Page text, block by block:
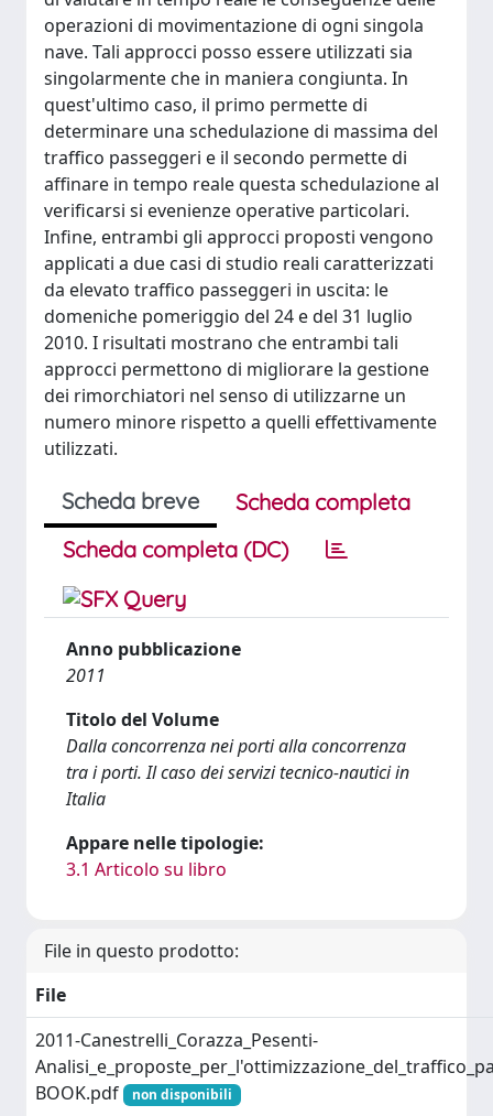
operazioni di movimentazione di ogni singola
nave. Tali approcci posso essere utilizzati sia
singolarmente che in maniera congiunta. In
quest'ultimo caso, il primo permette di
determinare una schedulazione di massima del
traffico passeggeri e il secondo permette di
affinare in tempo reale questa schedulazione al
verificarsi si evenienze operative particolari.
Infine, entrambi gli approcci proposti vengono
applicati a due casi di studio reali caratterizzati
da elevato traffico passeggeri in uscita: le
domeniche pomeriggio del 24 e del 31 luglio
2010. I risultati mostrano che entrambi tali
approcci permettono di migliorare la gestione
dei rimorchiatori nel senso di utilizzarne un
numero minore rispetto a quelli effettivamente
utilizzati.
Scheda breve
Scheda completa
Scheda completa (DC)
Anno pubblicazione
2011
Titolo del Volume
Dalla concorrenza nei porti alla concorrenza
tra i porti. Il caso dei servizi tecnico-nautici in
Italia
Appare nelle tipologie:
3.1 Articolo su libro
File in questo prodotto:
File
2011-Canestrelli_Corazza_Pesenti-
BOOK.pdf
non disponibili